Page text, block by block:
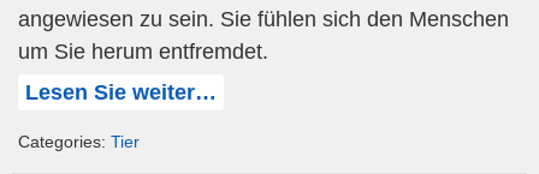
angewiesen zu sein. Sie fühlen sich den Menschen
um Sie herum entfremdet.
Lesen Sie weiter…
Categories: Tier